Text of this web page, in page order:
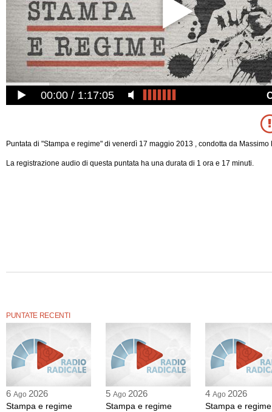
00:00 1:17:05
Puntata di "Stampa e regime" di venerdì 17 maggio 2013 , condotta da Massimo
La registrazione audio di questa puntata ha una durata di 1 ora e 17 minuti.
PUNTATE RECENTI
6 Ago 2026
Stampa e regime
5 Ago 2026
Stampa e regime
4 Ago 2026
Stampa e regime